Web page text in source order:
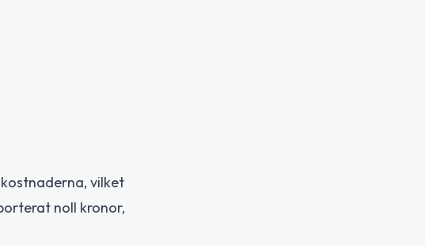
vilket
noll kronor,